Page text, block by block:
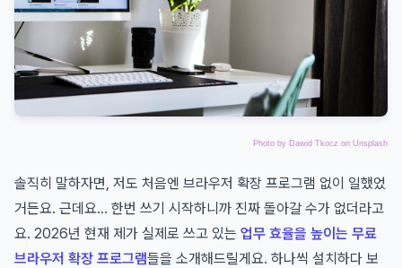
Photo by Dawid Tkocz on Unsplash
솔직히 말하자면, 저도 처음엔 브라우저 확장 프로그램 없이 일했었
거든요. 근데요... 한번 쓰기 시작하니까 진짜 돌아갈 수가 없더라고
요. 2026년 현재 제가 실제로 쓰고 있는 업무 효율을 높이는 무료
브라우저 확장 프로그램들을 소개해드릴게요. 하나씩 설치하다 보